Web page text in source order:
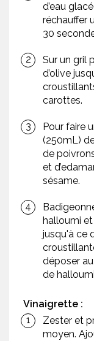
d’eau
réchauffer
30
Sur un gril
d’olive
carottes.
Pour faire
(250mL)
de
et
sésame.
halloumi
jusqu'à ce
déposer
de
Vinaigrette :
Zester et
moyen.